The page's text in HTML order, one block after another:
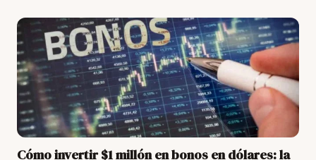
Cómo invertir $1 millón en bonos en dólares: la